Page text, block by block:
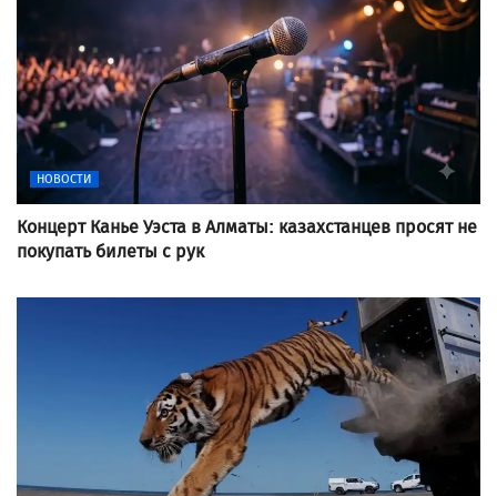
НОВОСТИ
Концерт Канье Уэста в Алматы: казахстанцев просят не
покупать билеты с рук